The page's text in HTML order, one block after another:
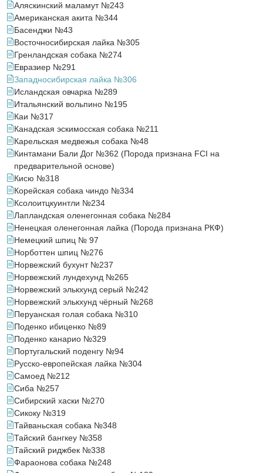
Аляскинский маламут №243
Американская акита №344
Басенджи №43
Восточносибирская лайка №305
Гренландская собака №274
Евразиер №291
Западносибирская лайка №306
Исландская овчарка №289
Итальянский вольпино №195
Каи №317
Канадская эскимосская собака №211
Карельская медвежья собака №48
Кинтамани Бали Дог №362 (Порода признана FCI на
предварительной основе)
Кисю №318
Корейская собака чиндо №334
Ксолоитцкуинтли №234
Лапландская оленегонная собака №284
Ненецкая оленегонная лайка (Порода признана РКФ)
Немецкий шпиц № 97
Норботтен шпиц №276
Норвежский бухунт №237
Норвежский лундехунд №265
Норвежский элькхунд серый №242
Норвежский элькхунд чёрный №268
Перуанская голая собака №310
Поденко ибиценко №89
Поденко канарио №329
Португальский поденгу №94
Русско-европейская лайка №304
Самоед №212
Сиба №257
Сибирский хаски №270
Сикоку №319
Тайваньская собака №348
Тайский бангкеу №358
Тайский риджбек №338
Фараонова собака №248